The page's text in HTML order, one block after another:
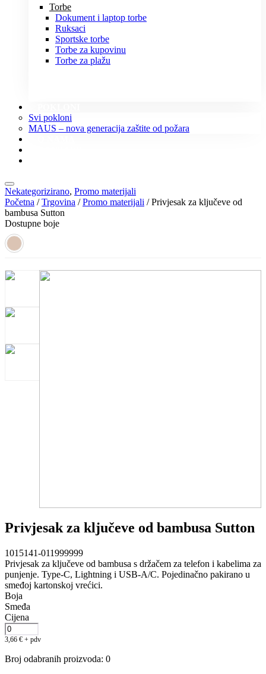
Torbe
Dokument i laptop torbe
Ruksaci
Sportske torbe
Torbe za kupovinu
Torbe za plažu
Svi pokloni
MAUS – nova generacija zaštite od požara
Nekategorizirano, Promo materijali
Početna /Trgovina /Promo materijali / Privjesak za ključeve od
bambusa Sutton
Dostupne boje
Privjesak za ključeve od bambusa Sutton
1015141-011999999
Privjesak za ključeve od bambusa s držačem za telefon i kabelima za
punjenje. Type-C, Lightning i USB-A/C. Pojedinačno pakirano u
smeđoj kartonskoj vrećici.
Boja
Smeđa
Cijena
3,66 € + pdv
Broj odabranih proizvoda: 0